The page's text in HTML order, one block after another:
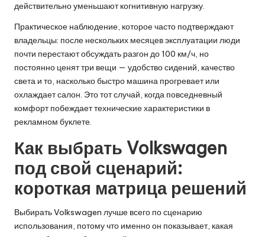
действительно уменьшают когнитивную нагрузку.
Практическое наблюдение, которое часто подтверждают
владельцы: после нескольких месяцев эксплуатации люди
почти перестают обсуждать разгон до 100 км/ч, но
постоянно ценят три вещи — удобство сидений, качество
света и то, насколько быстро машина прогревает или
охлаждает салон. Это тот случай, когда повседневный
комфорт побеждает технические характеристики в
рекламном буклете.
Как выбрать Volkswagen
под свой сценарий:
короткая матрица решений
Выбирать Volkswagen лучше всего по сценарию
использования, потому что именно он показывает, какая